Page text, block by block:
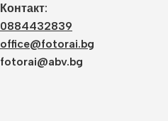
Контакт:
0884432839
office@fotorai.bg
fotorai@abv.bg